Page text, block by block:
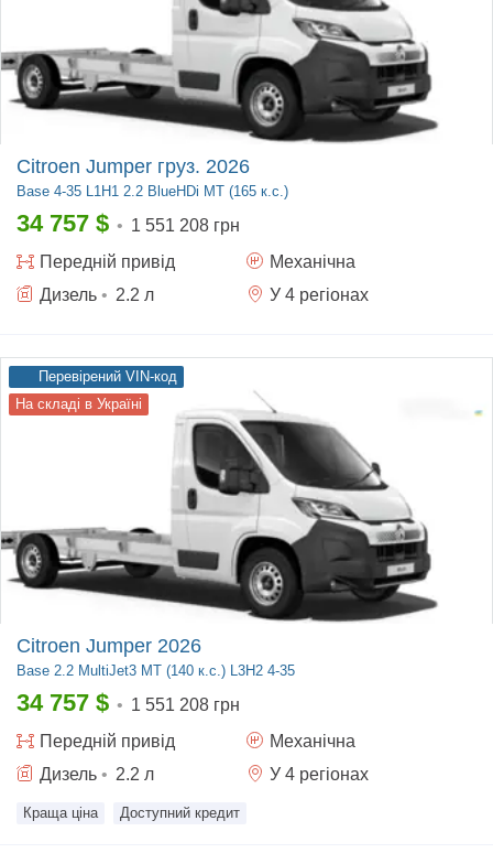
Citroen Jumper груз. 2026
Base 4-35 L1H1 2.2 BlueHDi MT (165 к.с.)
34 757 $ • 1 551 208 грн
Передній привід
Механічна
Дизель • 2.2 л У 4 регіонах
Перевірений VIN-код
На складі в Україні
Citroen Jumper 2026
Base 2.2 MultiJet3 MT (140 к.с.) L3H2 4-35
34 757 $ • 1 551 208 грн
Передній привід
Механічна
Дизель • 2.2 л У 4 регіонах
Краща ціна Доступний кредит